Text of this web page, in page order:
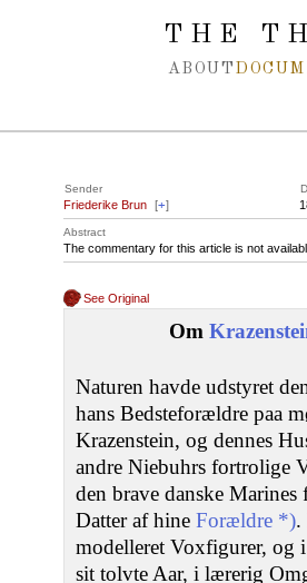
Spring navigation over
THE
ABOUT
Sender
Friederike Brun [+]
Abstract
The commentary for this article is not
See Original
Om
Naturen havde udstyret
hans Bedsteforældre paa
Krazenstein, og dennes
andre Niebuhrs fortrolige
den brave danske
Datter af hine Forældre *).
modelleret Voxfigurer, og
sit tolvte Aar, i lærerig